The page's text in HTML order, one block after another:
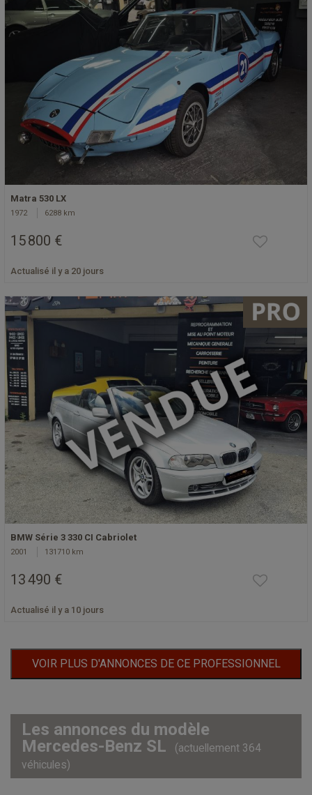
Matra 530 LX
1972 6288 km
15 800 €
Actualisé il y a 20 jours
BMW Série 3 330 CI Cabriolet
2001 131710 km
13 490 €
Actualisé il y a 10 jours
VOIR PLUS D'ANNONCES DE CE PROFESSIONNEL
Les annonces du modèle
Mercedes-Benz SL
(actuellement 364
véhicules)